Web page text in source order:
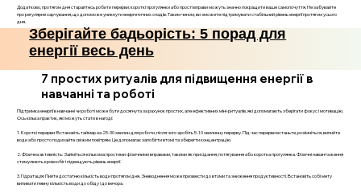
Додатково, протягом дня старайтесь робити перерви: короткі прогулянки або прості вправи можуть значно покращити ваше самопочуття. Не забувайте
про регулярне харчування, що допоможе уникнути енергетичних спадів. Таким чином, ви зможете підтримувати стабільний рівень енергії протягом усього
дня.
Зберігайте бадьорість: 5 порад для
енергії весь день
7 простих ритуалів для підвищення енергії в
навчанні та роботі
Підтримка енергії в навчанні чи роботі може бути досягнута за рахунок простих, але ефективних міні-ритуалів, які допомагають зберігати фокус і мотивацію.
Ось кілька практик, які можуть стати в нагоді:
1. Короткі перерви: Встановіть таймер на 25-30 хвилин для роботи, після чого зробіть 5-10 хвилинну перерву. Під час перерви встаньте, розімніться, випийте
води або просто подихайте свіжим повітрям. Це допомагає запобігти втомі та зберегти концентрацію.
2. Фізична активність: Займіться кількома простими фізичними вправами, такими як присідання, потягування або коротка прогулянка. Фізичні навантаження
стимулюють кровообіг і підвищують рівень енергії.
3. Гідратація: Пийте достатню кількість води протягом дня. Зневоднення може призвести до втоми та зниження продуктивності. Встановіть собі мету
випивати певну кількість води до обіду і до вечора.